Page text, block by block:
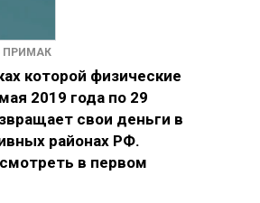
ПРИМАК
которой физические
2019 года по 29
свои деньги в
районах РФ.
в первом